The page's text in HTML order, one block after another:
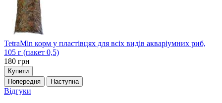
TetraMin корм у пластівцях для всіх видів акваріумних риб,
105 г (пакет 0,5)
180 грн
Купити
Попередня
Наступна
Відгуки